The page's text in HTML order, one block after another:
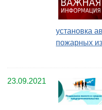
установка
пожарных
23.09.2021